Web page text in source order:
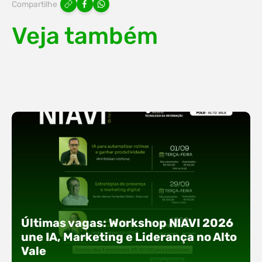
Compartilhe
Veja também
Últimas vagas: Workshop NIAVI 2026
une IA, Marketing e Liderança no Alto
Vale